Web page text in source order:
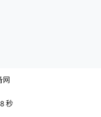
网
秒